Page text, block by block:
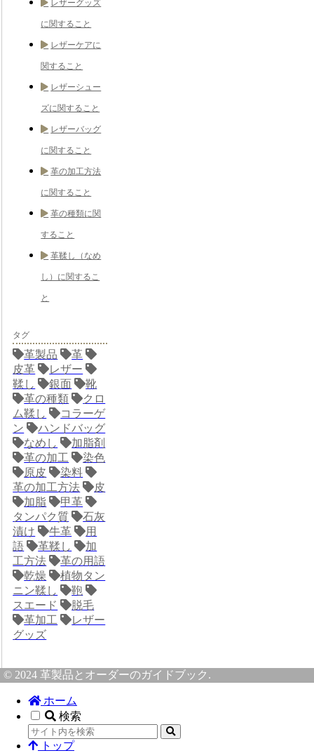
レザーグッズ
に関すること
レザーケアに
関すること
レザーシュー
ズに関すること
レザーバッグ
に関すること
革の加工方法
に関すること
革の種類に関
すること
革鞣し（なめ
し）に関するこ
と
タグ
革製品
革
皮革
レザー
鞣し
銀面
靴
革の種類
クロ
ム鞣し
コラーゲ
ン
ハンドバッグ
なめし
加脂剤
革の加工
染色
原皮
染料
革の加工方法
皮
加脂
甲革
タンパク質
石灰
漬け
牛革
用
語
革鞣し
加
工方法
革の用語
乾燥
植物タン
ニン鞣し
鞄
スエード
脱毛
革加工
レザー
グッズ
© 2024 革製品とオーダーのガイドブック.
ホーム
検索
トップ